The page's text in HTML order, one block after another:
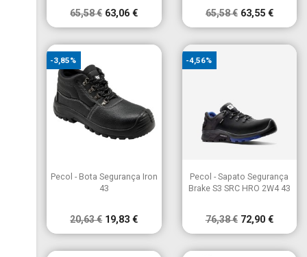
65,58 € 63,06 € 65,58 € 63,55 €
Vista rápida
Pecol - Bota Segurança Iron
43
20,63 € 19,83 €
-3,85%
Vista rápida
Pecol - Sapato Segurança
Brake S3 SRC HRO 2W4 43
76,38 € 72,90 €
-4,56%